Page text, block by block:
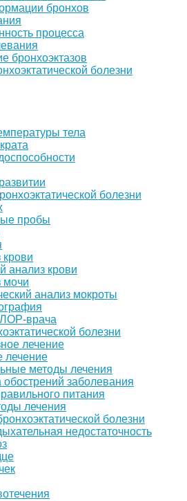
бронхов
процесса
бронхоэктазов
болезни
тела
болезни
пробы
анализ крови
мочи
анализ мокроты
ЛОР-врача
болезни
лечение
лечение
методы лечения
заболевания
питания
лечения
болезни
недостаточность